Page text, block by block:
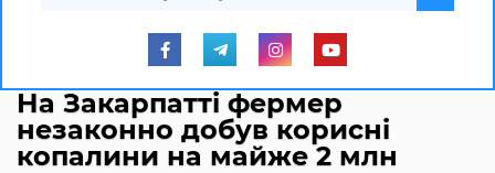
На Закарпатті фермер
незаконно добув корисні
копалини на майже 2 млн